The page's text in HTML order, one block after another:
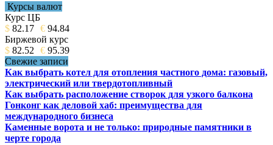
Курсы валют
Курс ЦБ
$ 82.17 € 94.84
Биржевой курс
$ 82.52 € 95.39
Свежие записи
Как выбрать котел для отопления частного дома: газовый,
электрический или твердотопливный
Как выбрать расположение створок для узкого балкона
Гонконг как деловой хаб: преимущества для
международного бизнеса
Каменные ворота и не только: природные памятники в
черте города